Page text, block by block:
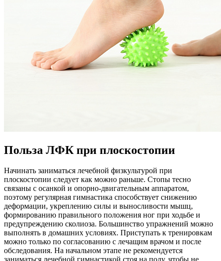
Польза ЛФК при плоскостопии
Начинать заниматься лечебной физкультурой при
плоскостопии следует как можно раньше. Стопы тесно
связаны с осанкой и опорно-двигательным аппаратом,
поэтому регулярная гимнастика способствует снижению
деформации, укреплению силы и выносливости мышц,
формированию правильного положения ног при ходьбе и
предупреждению сколиоза. Большинство упражнений можно
выполнять в домашних условиях. Приступать к тренировкам
можно только по согласованию с лечащим врачом и после
обследования. На начальном этапе не рекомендуется